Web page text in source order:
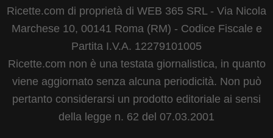
Ricette.com di proprietà di WEB 365 SRL - Via Nicola
Marchese 10, 00141 Roma (RM) - Codice Fiscale e
Partita I.V.A. 12279101005
Ricette.com non è una testata giornalistica, in quanto
viene aggiornato senza alcuna periodicità. Non può
pertanto considerarsi un prodotto editoriale ai sensi
della legge n. 62 del 07.03.2001